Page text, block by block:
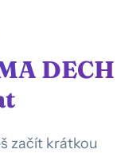
DECH
začít krátkou